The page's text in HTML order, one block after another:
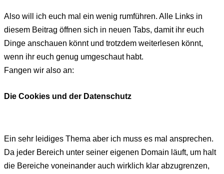
Also will ich euch mal ein wenig rumführen. Alle Links in
diesem Beitrag öffnen sich in neuen Tabs, damit ihr euch
Dinge anschauen könnt und trotzdem weiterlesen könnt,
wenn ihr euch genug umgeschaut habt.
Fangen wir also an:
Die Cookies und der Datenschutz
Ein sehr leidiges Thema aber ich muss es mal ansprechen.
Da jeder Bereich unter seiner eigenen Domain läuft, um halt
die Bereiche voneinander auch wirklich klar abzugrenzen,